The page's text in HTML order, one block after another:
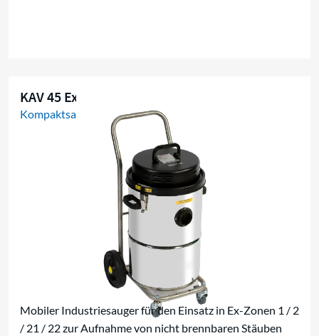
KAV 45 Ex W/D
Kompaktsauger
Mobiler Industriesauger für den Einsatz in Ex-Zonen 1 / 2
/ 21 / 22 zur Aufnahme von nicht brennbaren Stäuben